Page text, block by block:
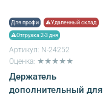
Для профи ⚠Удаленный склад
⚠Отгрузка 2-3 дня
Артикул: N-24252
Оценка: ★★★★★
Держатель
дополнительный для